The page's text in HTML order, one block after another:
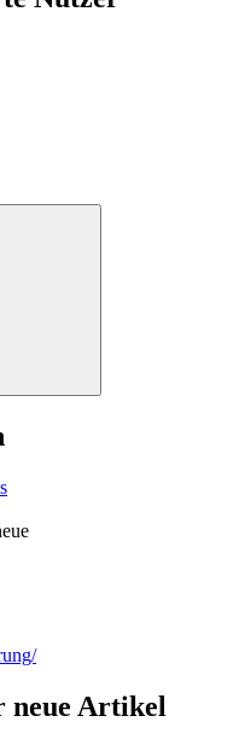
neue Artikel